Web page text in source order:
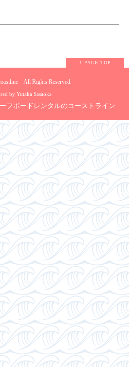
↑ PAGE TOP
All Rights Reserved.
by Yutaka Sasaoka
フボードレンタルのコーストライン